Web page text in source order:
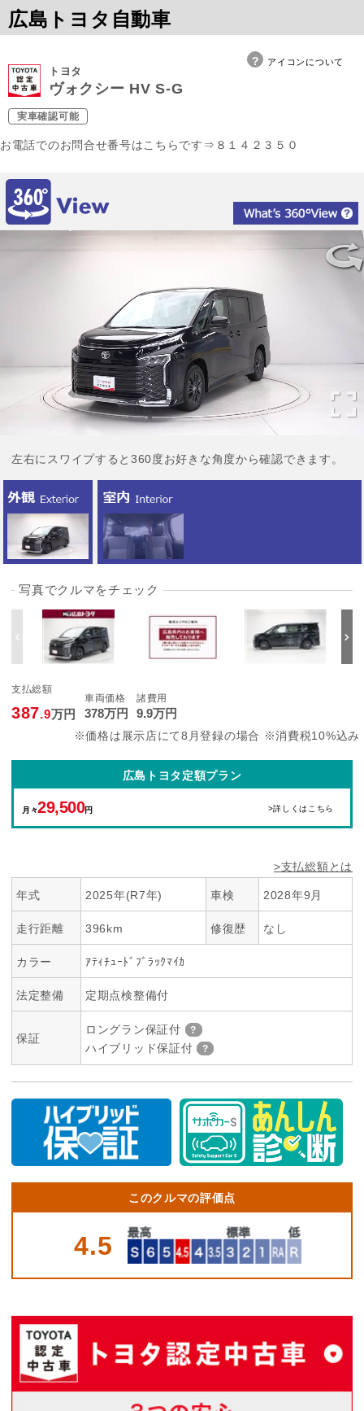
広島トヨタ自動車
アイコンについて
トヨタ
ヴォクシー HV S-G
実車確認可能
お電話でのお問合せ番号はこちらです⇒８１４２３５０
左右にスワイプすると360度お好きな角度から確認できます。
写真でクルマをチェック
支払総額
387.9万円
車両価格
378万円
諸費用
9.9万円
※価格は展示店にて8月登録の場合 ※消費税10%込み
広島トヨタ定額プラン
月々29,500円 >詳しくはこちら
>支払総額とは
年式 2025年(R7年) 車検 2028年9月
走行距離 396km 修復歴 なし
カラー ｱﾃｨﾁｭｰﾄﾞﾌﾞﾗｯｸﾏｲｶ
法定整備 定期点検整備付
保証
ロングラン保証付
ハイブリッド保証付
このクルマの評価点
4.5